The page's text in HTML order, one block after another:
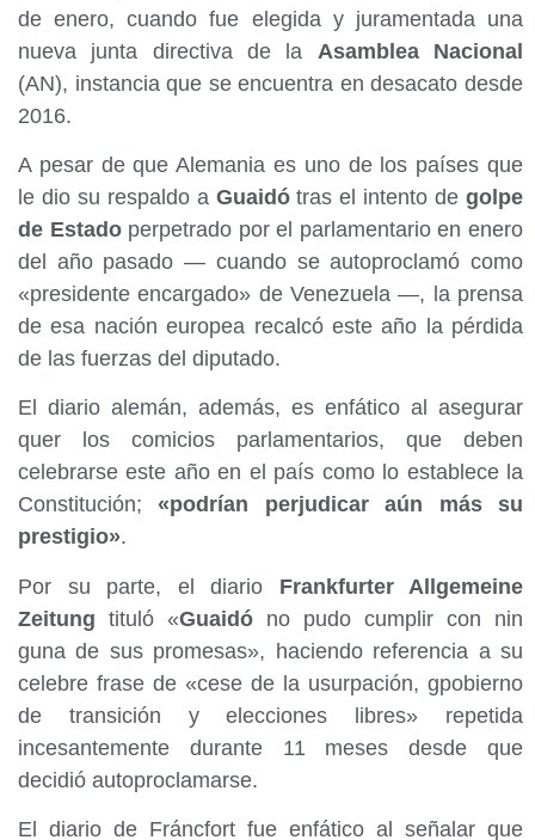
de enero, cuando fue elegida y juramentada una
nueva junta directiva de la Asamblea Nacional
(AN), instancia que se encuentra en desacato desde
2016.
A pesar de que Alemania es uno de los países que
le dio su respaldo a Guaidótras el intento de golpe
de Estadoperpetrado por el parlamentario en enero
del año pasado — cuando se autoproclamó como
«presidente encargado» de Venezuela —, la prensa
de esa nación europea recalcó este año la pérdida
de las fuerzas del diputado.
El diario alemán, además, es enfático al asegurar
quer los comicios parlamentarios, que deben
celebrarse este año en el país como lo establece la
Constitución; «podrían perjudicar aún más su
prestigio».
Por su parte, el diario Frankfurter Allgemeine
Zeitung tituló «Guaidó no pudo cumplir con nin
guna de sus promesas», haciendo referencia a su
celebre frase de «cese de la usurpación, gpobierno
de transición y elecciones libres» repetida
incesantemente durante 11 meses desde que
decidió autoproclamarse.
El diario de Fráncfort fue enfático al señalar que